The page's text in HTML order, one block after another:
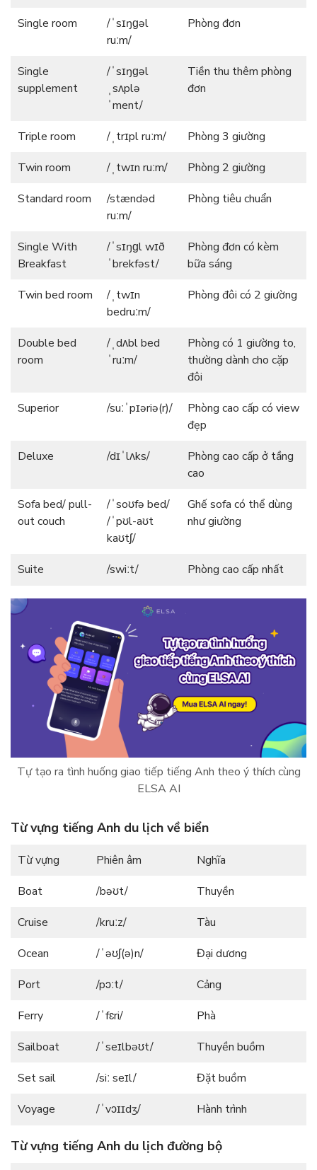
Single room
/ˈsɪŋɡəl
ruːm/
Phòng đơn
Single
supplement
/ˈsɪŋɡəl
ˌsʌplə
ˈment/
Tiền thu thêm phòng
đơn
Triple room /ˌtrɪpl ruːm/
Phòng 3 giường
Twin room
/ˌtwɪn ruːm/
Phòng 2 giường
Standard room
/stændəd
ruːm/
Phòng tiêu chuẩn
Single With
Breakfast
/ˈsɪŋɡl wɪð
ˈbrekfəst/
Phòng đơn có kèm
bữa sáng
Twin bed room
/ˌtwɪn
bedruːm/
Phòng đôi có 2 giường
Double bed
room
/ˌdʌbl bed
ˈruːm/
Phòng có 1 giường to,
thường dành cho cặp
đôi
Superior
/suːˈpɪəriə(r)/
Phòng cao cấp có view
đẹp
Deluxe
/dɪˈlʌks/
Phòng cao cấp ở tầng
cao
Sofa bed/ pull-
out couch
/ˈsoʊfə bed/
/ˈpʊl-aʊt
kaʊtʃ/
Ghế sofa có thể dùng
như giường
Suite /swiːt/ Phòng cao cấp nhất
Tự tạo ra tình huống giao tiếp tiếng Anh theo ý thích cùng
ELSA AI
Từ vựng tiếng Anh du lịch về biển
Từ vựng Phiên âm
Nghĩa
Boat
/bəʊt/
Thuyền
Cruise
/kruːz/
Tàu
Ocean
/ˈəʊʃ(ə)n/
Đại dương
Port
/pɔːt/
Cảng
Ferry
/ˈfɛri/
Phà
Sailboat
/ˈseɪlbəʊt/
Thuyền buồm
Set sail
/siː seɪl/
Đặt buồm
Voyage
/ˈvɔɪɪdʒ/ Hành trình
Từ vựng tiếng Anh du lịch đường bộ